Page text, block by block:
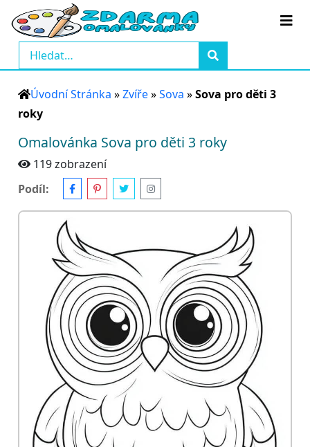
Úvodní Stránka »Zvíře»Sova »Sova pro děti 3
roky
Omalovánka Sova pro děti 3 roky
119 zobrazení
Podíl: